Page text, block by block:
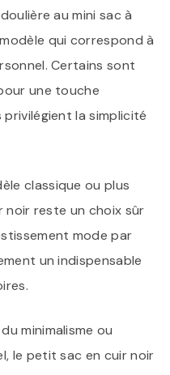
au mini sac à
qui correspond à
Certains sont
une touche
la simplicité
classique ou plus
noir reste un choix sûr
mode par
un indispensable
minimalisme ou
le petit sac en cuir noir